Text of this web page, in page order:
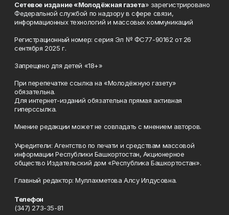
Сетевое издание «Молодёжная газета» зарегистрировано
Федеральной службой по надзору в сфере связи,
информационных технологий и массовых коммуникаций
Регистрационный номер: серия Эл № ФС77-90162 от 26
сентября 2025 г.
Запрещено для детей «18+»
При перепечатке ссылка на «Молодёжную газету»
обязательна.
Для интернет-изданий обязательна прямая активная
гиперссылка.
Мнение редакции может не совпадать с мнением авторов.
Учредители: Агентство по печати и средствам массовой
информации Республики Башкортостан, Акционерное
общество Издательский дом «Республика Башкортостан».
Главный редактор: Муллахметова Алсу Илдусовна.
Телефон
(347) 273-35-81